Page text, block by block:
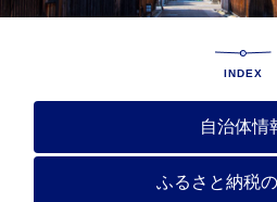
INDEX
自治体情
ふるさと納税